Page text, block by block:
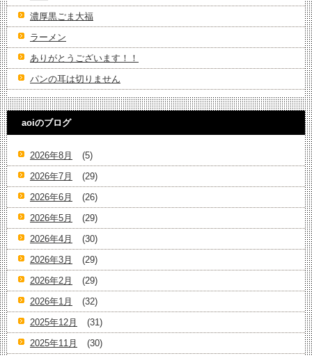
濃厚黒ごま大福
ラーメン
ありがとうございます！！
パンの耳は切りません
aoiのブログ
2026年8月
(5)
2026年7月
(29)
2026年6月
(26)
2026年5月
(29)
2026年4月
(30)
2026年3月
(29)
2026年2月
(29)
2026年1月
(32)
2025年12月
(31)
2025年11月
(30)